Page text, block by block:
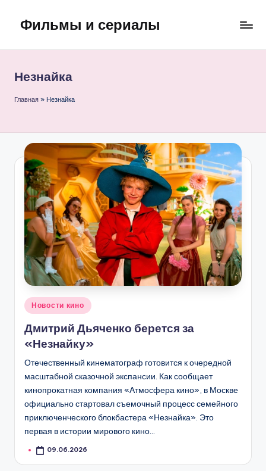
Перейти
содержимому
Фильмы и сериалы
Незнайка
Главная » Незнайка
Опубликовано
Новости кино
Дмитрий Дьяченко берется за
«Незнайку»
Отечественный кинематограф готовится к очередной
масштабной сказочной экспансии. Как сообщает
кинопрокатная компания «Атмосфера кино», в Москве
официально стартовал съемочный процесс семейного
приключенческого блокбастера «Незнайка». Это
первая в истории мирового кино…
09.06.2026